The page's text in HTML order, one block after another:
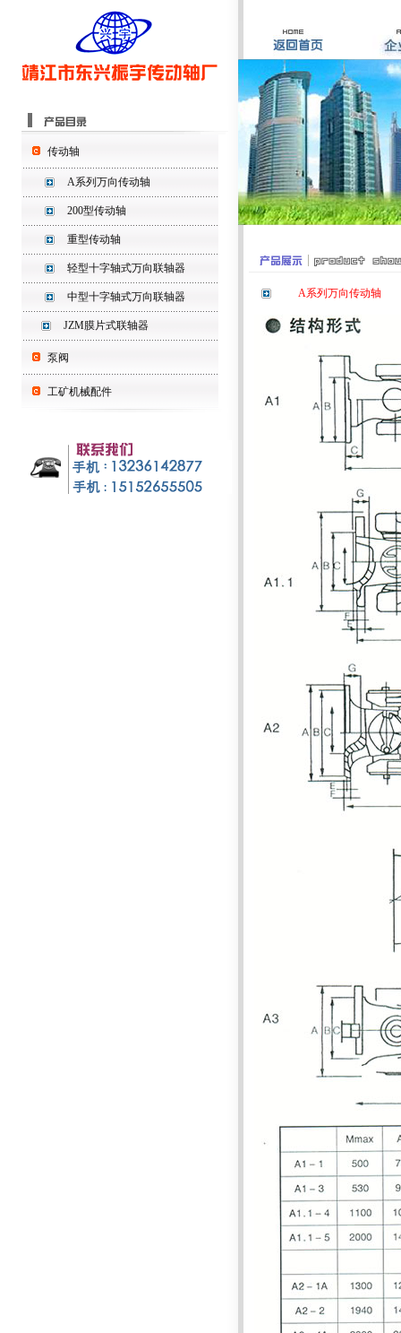
传动轴
A系列万向传动轴
200型传动轴
重型传动轴
轻型十字轴式万向联轴器
中型十字轴式万向联轴器
JZM膜片式联轴器
泵阀
工矿机械配件
A系列万向传动轴